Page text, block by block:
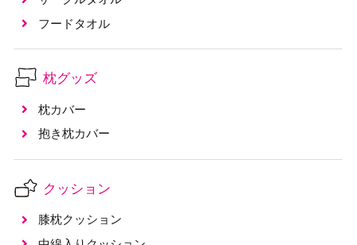
フードタオル
枕グッズ
枕カバー
抱き枕カバー
クッション
膝枕クッション